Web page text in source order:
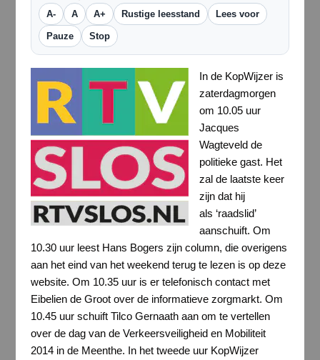
A- A A+ Rustige leesstand Lees voor
Pauze Stop
In de KopWijzer is
zaterdagmorgen
om 10.05 uur
Jacques
Wagteveld de
politieke gast. Het
zal de laatste keer
zijn dat hij
als ‘raadslid’
aanschuift. Om
10.30 uur leest Hans Bogers zijn column, die overigens
aan het eind van het weekend terug te lezen is op deze
website. Om 10.35 uur is er telefonisch contact met
Eibelien de Groot over de informatieve zorgmarkt. Om
10.45 uur schuift Tilco Gernaath aan om te vertellen
over de dag van de Verkeersveiligheid en Mobiliteit
2014 in de Meenthe. In het tweede uur KopWijzer